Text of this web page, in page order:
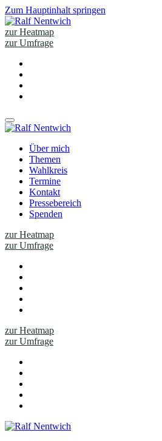
Zum Hauptinhalt springen
zur Heatmap
zur Umfrage
Über mich
Themen
Wahlkreis
Termine
Kontakt
Pressebereich
Spenden
zur Heatmap
zur Umfrage
zur Heatmap
zur Umfrage